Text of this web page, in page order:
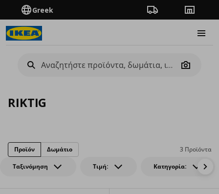
Greek Πορεία παραγγελίας
Camera
RIKTIG
Ταξινόμηση Τιμή: Κατηγορία:
3 Προϊόντα
Προϊόν Δωμάτιο